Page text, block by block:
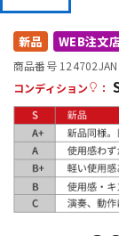
配信/ラ
中古
新品 WEB注文
商品番号 124702JAN
コンディション
：